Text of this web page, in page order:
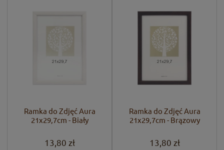
Ramka do Zdjęć Aura
21x29,7cm - Biały
13,80 zł
Ramka do Zdjęć Aura
21x29,7cm - Brązowy
13,80 zł